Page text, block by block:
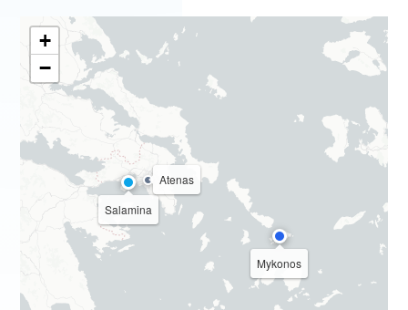
Mykonos
Salamina
Atenas
+
−